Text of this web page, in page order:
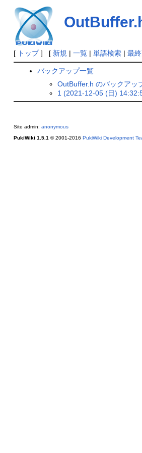
[ トップ] [ 新規 | 一覧| 単語検索| 最
バックアップ一覧
OutBuffer.h のバックアッ
1 (2021-12-05 (日)
Site admin: anonymous
PukiWiki 1.5.1 © 2001-2016 PukiWiki Development